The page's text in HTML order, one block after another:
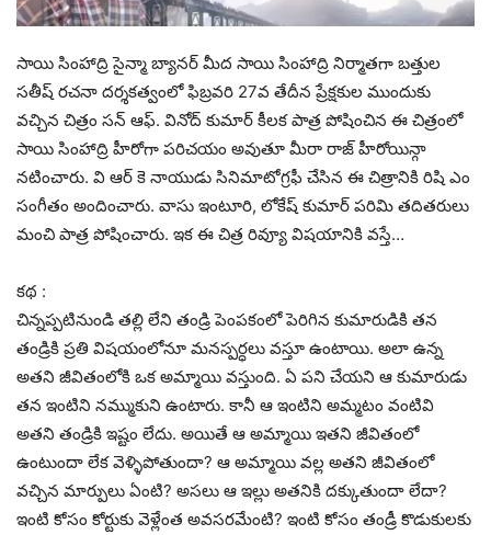
సాయి సింహాద్రి సైన్మా బ్యానర్ మీద సాయి సింహాద్రి నిర్మాతగా బత్తుల
సతీష్ రచనా దర్శకత్వంలో ఫిబ్రవరి 27వ తేదీన ప్రేక్షకుల ముందుకు
వచ్చిన చిత్రం సన్ ఆఫ్. వినోద్ కుమార్ కీలక పాత్ర పోషించిన ఈ చిత్రంలో
సాయి సింహాద్రి హీరోగా పరిచయం అవుతూ మీరా రాజ్ హీరోయిన్గా
నటించారు. వి ఆర్ కె నాయుడు సినిమాటోగ్రఫీ చేసిన ఈ చిత్రానికి రిషి ఎం
సంగీతం అందించారు. వాసు ఇంటూరి, లోకేష్ కుమార్ పరిమి తదితరులు
మంచి పాత్ర పోషించారు. ఇక ఈ చిత్ర రివ్యూ విషయానికి వస్తే…
కథ :
చిన్నప్పటినుండి తల్లి లేని తండ్రి పెంపకంలో పెరిగిన కుమారుడికి తన
తండ్రికి ప్రతి విషయంలోనూ మనస్పర్ధలు వస్తూ ఉంటాయి. అలా ఉన్న
అతని జీవితంలోకి ఒక అమ్మాయి వస్తుంది. ఏ పని చేయని ఆ కుమారుడు
తన ఇంటిని నమ్ముకుని ఉంటారు. కానీ ఆ ఇంటిని అమ్మటం వంటివి
అతని తండ్రికి ఇష్టం లేదు. అయితే ఆ అమ్మాయి ఇతని జీవితంలో
ఉంటుందా లేక వెళ్ళిపోతుందా? ఆ అమ్మాయి వల్ల అతని జీవితంలో
వచ్చిన మార్పులు ఏంటి? అసలు ఆ ఇల్లు అతనికి దక్కుతుందా లేదా?
ఇంటి కోసం కోర్టుకు వెళ్లేంత అవసరమేంటి? ఇంటి కోసం తండ్రీ కొడుకులకు